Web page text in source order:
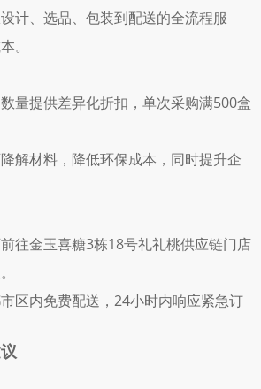
设计、选品、包装到配送的全流程服
。
数量提供差异化折扣，单次采购满500盒
降解材料，降低环保成本，同时提升企
前往金玉喜糖3栋18号礼礼桃供应链门店
市区内免费配送，24小时内响应紧急订